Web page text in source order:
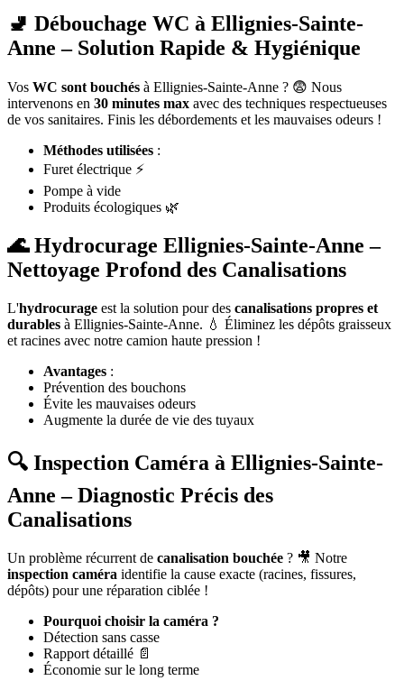
🚽 Débouchage WC à Ellignies-Sainte-
Anne – Solution Rapide & Hygiénique
Vos WC sont bouchés à Ellignies-Sainte-Anne ? 😨 Nous
intervenons en 30 minutes max avec des techniques respectueuses
de vos sanitaires. Finis les débordements et les mauvaises odeurs !
Méthodes utilisées :
Furet électrique ⚡
Pompe à vide
Produits écologiques 🌿
🌊 Hydrocurage Ellignies-Sainte-Anne –
Nettoyage Profond des Canalisations
L'hydrocurage est la solution pour des canalisations propres et
durables à Ellignies-Sainte-Anne. 💧 Éliminez les dépôts graisseux
et racines avec notre camion haute pression !
Avantages :
Prévention des bouchons
Évite les mauvaises odeurs
Augmente la durée de vie des tuyaux
🔍 Inspection Caméra à Ellignies-Sainte-
Anne – Diagnostic Précis des
Canalisations
Un problème récurrent de canalisation bouchée ? 🎥 Notre
inspection caméra identifie la cause exacte (racines, fissures,
dépôts) pour une réparation ciblée !
Pourquoi choisir la caméra ?
Détection sans casse
Rapport détaillé 📄
Économie sur le long terme